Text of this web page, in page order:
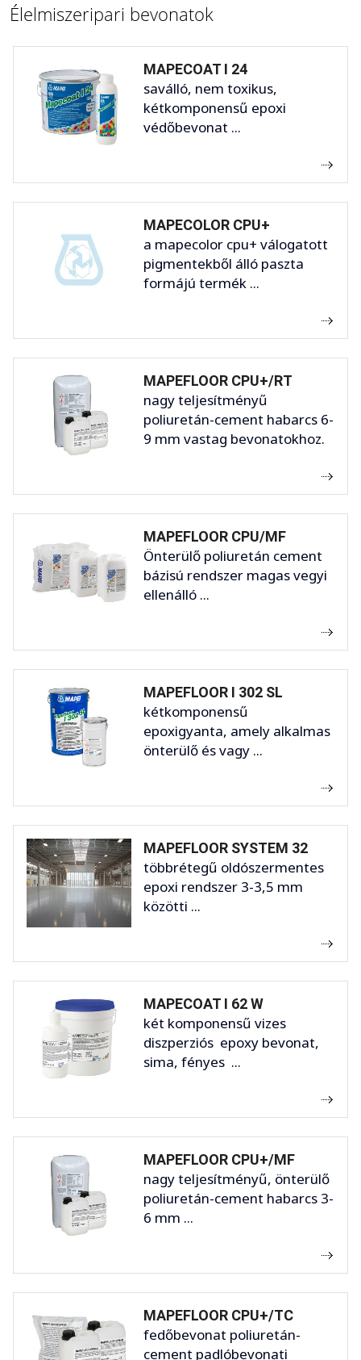
Élelmiszeripari bevonatok
MAPECOAT I 24
saválló, nem toxikus,
kétkomponensű epoxi
védőbevonat ...
MAPECOLOR CPU+
a mapecolor cpu+ válogatott
pigmentekből álló paszta
formájú termék ...
MAPEFLOOR CPU+/RT
nagy teljesítményű
poliuretán-cement habarcs 6-
9 mm vastag bevonatokhoz.
MAPEFLOOR CPU/MF
Önterülő poliuretán cement
bázisú rendszer magas vegyi
ellenálló ...
MAPEFLOOR I 302 SL
kétkomponensű
epoxigyanta, amely alkalmas
önterülő és vagy ...
MAPEFLOOR SYSTEM 32
többrétegű oldószermentes
epoxi rendszer 3-3,5 mm
közötti ...
MAPECOAT I 62 W
két komponensű vizes
diszperziós epoxy bevonat,
sima, fényes ...
MAPEFLOOR CPU+/MF
nagy teljesítményű, önterülő
poliuretán-cement habarcs 3-
6 mm ...
MAPEFLOOR CPU+/TC
fedőbevonat poliuretán-
cement padlóbevonati